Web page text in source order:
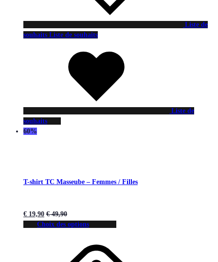
Liste de
souhaits Liste de souhaits
Liste de
souhaits
60%
T-shirt TC Masseube – Femmes / Filles
€ 19,90 €49,90
Choix des options